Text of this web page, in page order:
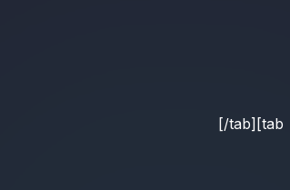
[/tab][tab